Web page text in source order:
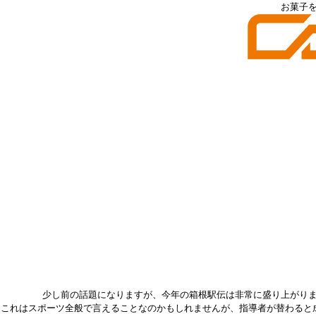
お菓子
少し前の話題になりますが、今年の箱根駅伝は非常に盛り上が
これはスポーツ全般で言えることなのかもしれませんが、指導者が替わる